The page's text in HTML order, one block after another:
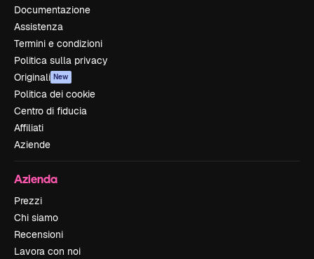
Documentazione
Assistenza
Termini e condizioni
Politica sulla privacy
Originali New
Politica dei cookie
Centro di fiducia
Affiliati
Aziende
Azienda
Prezzi
Chi siamo
Recensioni
Lavora con noi